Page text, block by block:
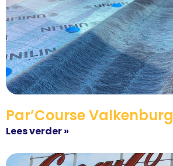
Par’Course Valkenburg
Lees verder »